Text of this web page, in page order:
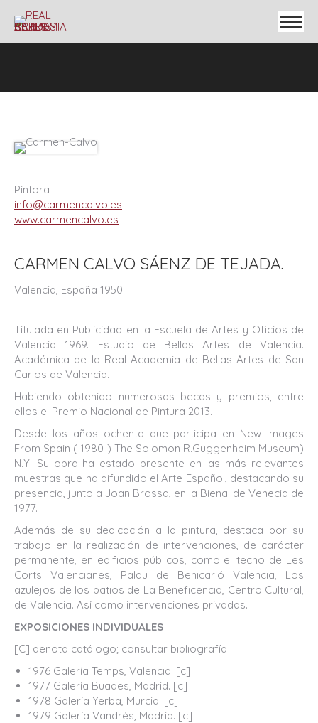
Pintora
info@carmencalvo.es
www.carmencalvo.es
CARMEN CALVO SÁENZ DE TEJADA.
Valencia, España 1950.
Titulada en Publicidad en la Escuela de Artes y Oficios de
Valencia 1969. Estudio de Bellas Artes de Valencia.
Académica de la Real Academia de Bellas Artes de San
Carlos de Valencia.
Habiendo obtenido numerosas becas y premios, entre
ellos el Premio Nacional de Pintura 2013.
Desde los años ochenta que participa en New Images
From Spain ( 1980 ) The Solomon R.Guggenheim Museum)
N.Y. Su obra ha estado presente en las más relevantes
muestras que ha difundido el Arte Español, destacando su
presencia, junto a Joan Brossa, en la Bienal de Venecia de
1977.
Además de su dedicación a la pintura, destaca por su
trabajo en la realización de intervenciones, de carácter
permanente, en edificios públicos, como el techo de Les
Corts Valencianes, Palau de Benicarló Valencia, Los
azulejos de los patios de La Beneficencia, Centro Cultural,
de Valencia. Así como intervenciones privadas.
EXPOSICIONES INDIVIDUALES
[C] denota catálogo; consultar bibliografía
1976 Galería Temps, Valencia. [c]
1977 Galería Buades, Madrid. [c]
1978 Galería Yerba, Murcia. [c]
1979 Galería Vandrés, Madrid. [c]